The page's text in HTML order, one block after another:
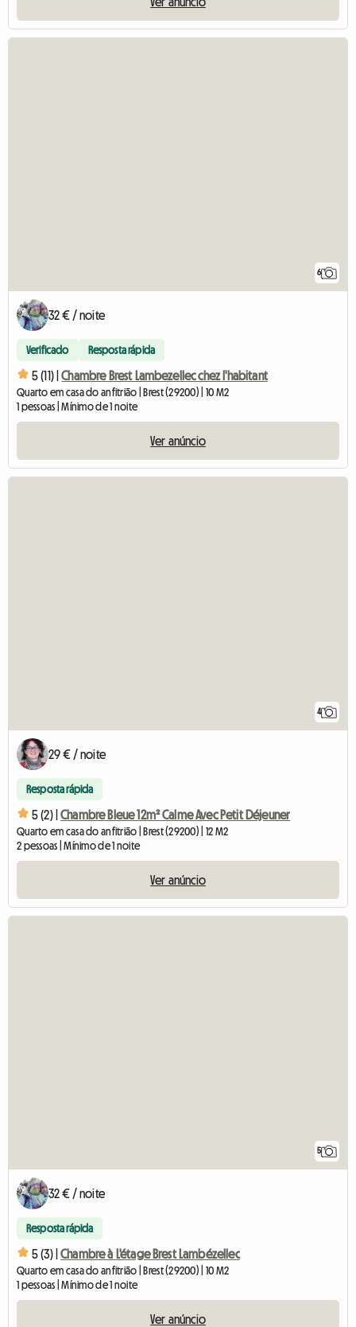
6
32 € / noite
Verificado Resposta rápida
5 (11) | Chambre Brest Lambezellec chez l'habitant
Quarto em casa do anfitrião | Brest (29200) | 10 M2
1 pessoas | Mínimo de 1 noite
Ver anúncio
4
29 € / noite
Resposta rápida
5 (2) | Chambre Bleue 12m² Calme Avec Petit Déjeuner
Quarto em casa do anfitrião | Brest (29200) | 12 M2
2 pessoas | Mínimo de 1 noite
Ver anúncio
5
32 € / noite
Resposta rápida
5 (3) | Chambre à L'étage Brest Lambézellec
Quarto em casa do anfitrião | Brest (29200) | 10 M2
1 pessoas | Mínimo de 1 noite
Ver anúncio